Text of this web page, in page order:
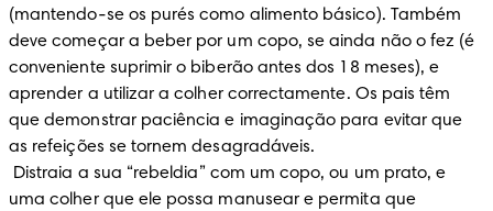
(mantendo-se os purés como alimento básico). Também
deve começar a beber por um copo, se ainda não o fez (é
conveniente suprimir o biberão antes dos 18 meses), e
aprender a utilizar a colher correctamente. Os pais têm
que demonstrar paciência e imaginação para evitar que
as refeições se tornem desagradáveis.
uma colher que ele possa manusear e permita que